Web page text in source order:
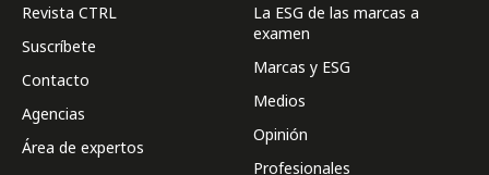
Revista CTRL
Suscríbete
Contacto
Agencias
Área de expertos
La ESG de las marcas a
examen
Marcas y ESG
Medios
Opinión
Profesionales